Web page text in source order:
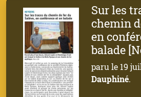
Sur les
chemin
en
balade
paru le 19
Dauphiné.